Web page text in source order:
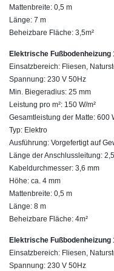
Mattenbreite: 0,5 m
Länge: 7 m
Beheizbare Fläche: 3,5m²
Elektrische Fußbodenheizung
Einsatzbereich: Fliesen,
Spannung: 230 V 50Hz
Min. Biegeradius: 25 mm
Leistung pro m²: 150 W/m²
Gesamtleistung der Matte: 600
Typ: Elektro
Ausführung: Vorgefertigt auf
Länge der Anschlussleitung:
Kabeldurchmesser: 3,6 mm
Höhe: ca. 4 mm
Mattenbreite: 0,5 m
Länge: 8 m
Beheizbare Fläche: 4m²
Elektrische Fußbodenheizung
Einsatzbereich: Fliesen,
Spannung: 230 V 50Hz